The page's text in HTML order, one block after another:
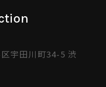
宇田川町34-5 渋